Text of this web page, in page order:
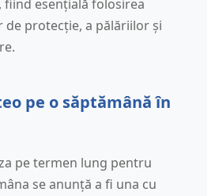
fiind esențială folosirea
de protecție, a pălăriilor și
pe o săptămână în
pe termen lung pentru
se anunță a fi una cu